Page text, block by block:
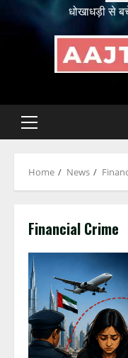
धोखाधड़ी से
Home News
Financial Crime